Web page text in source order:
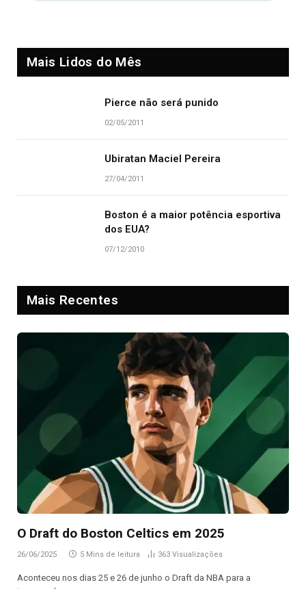
Mais Lidos do Mês
Pierce não será punido
02/05/2011
Ubiratan Maciel Pereira
27/04/2011
Boston é a maior potência esportiva
dos EUA?
07/12/2010
Mais Recentes
O Draft do Boston Celtics em 2025
26/06/2025 5 Mins de leitura 363 Visualizações
Aconteceu nos dias 25 e 26 de junho o Draft da NBA para a